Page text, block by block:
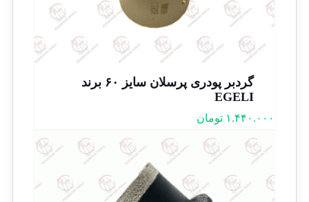
گردبر پودری پرسلان سایز ۶۰ برند
EGELI
۱.۴۴۰.۰۰۰ تومان